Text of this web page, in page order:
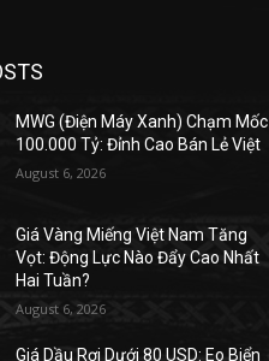
MWG (Điện Máy Xanh) Chạm Mốc
100.000 Tỷ: Đỉnh Cao Bán Lẻ Việt
August 6, 2026
Giá Vàng Miếng Việt Nam Tăng
Vọt: Động Lực Nào Đẩy Cao Nhất
Hai Tuần?
August 6, 2026
Giá Dầu Rơi Dưới 80 USD: Eo Biển